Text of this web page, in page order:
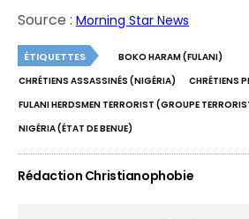
Source :Morning Star News
ÉTIQUETTES
BOKO HARAM (FULANI)
CHRÉTIENS ASSASSINÉS (NIGÉRIA)
CHRÉTIENS
FULANI HERDSMEN TERRORIST (GROUPE
NIGÉRIA (ÉTAT DE BENUE)
Rédaction Christianophobie